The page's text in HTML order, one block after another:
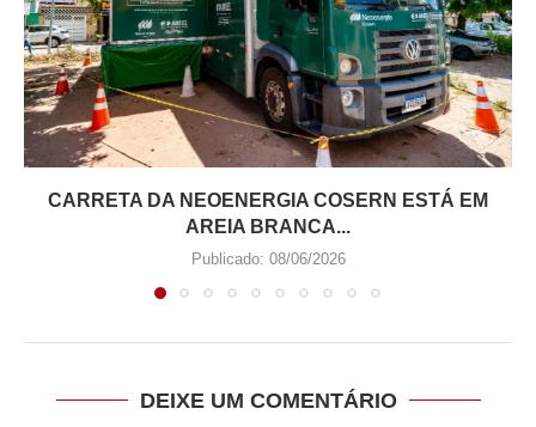
CARRETA DA NEOENERGIA COSERN ESTÁ EM
AREIA BRANCA...
Publicado: 08/06/2026
DEIXE UM COMENTÁRIO